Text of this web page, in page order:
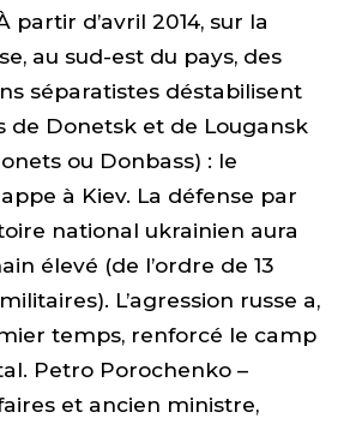
partir d’avril 2014, sur la
au sud-est du pays, des
séparatistes déstabilisent
de Donetsk et de Lougansk
ou Donbass) : le
à Kiev. La défense par
national ukrainien aura
élevé (de l’ordre de 13
L’agression russe a,
temps, renforcé le camp
Petro Porochenko –
et ancien ministre,